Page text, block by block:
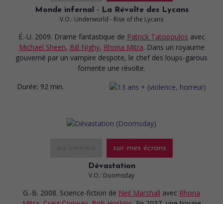
Monde infernal - La Révolte des Lycans
V.O.: Underworld - Rise of the Lycans
É.-U. 2009. Drame fantastique de Patrick Tatopoulos avec
Michael Sheen, Bill Nighy, Rhona Mitra. Dans un royaume
gouverné par un vampire despote, le chef des loups-garous
fomente une révolte.
Durée: 92 min.
sur mes écrans
Dévastation
V.O.: Doomsday
G.-B. 2008. Science-fiction de Neil Marshall avec Rhona